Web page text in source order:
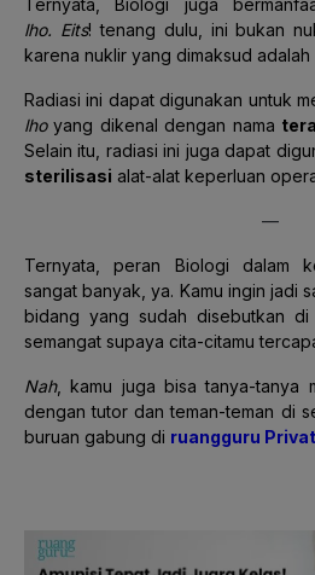
Ternyata, Biologi juga
lho. Eits! tenang dulu, ini bukan
karena nuklir yang dimaksud adalah
Radiasi ini dapat digunakan untuk
lhoyang dikenal dengan nama
Selain itu, radiasi ini juga dapat
sterilisasi alat-alat keperluan
—
Ternyata, peran Biologi dalam
sangat banyak, ya. Kamu ingin jadi
bidang yang sudah disebutkan di
semangat supaya cita-citamu
Nah, kamu juga bisa tanya-tanya
dengan tutor dan teman-teman di
buruan gabung di ruangguru